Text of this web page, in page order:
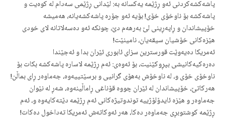
پاشه‌كشه‌كردنی ئه‌و ڕژێمه‌ یه‌كسانه‌ به‌: لێدانی ڕژێمی سه‌دام له‌ كوه‌یت و
پاشه‌كشه‌ بۆ ناوخۆی خۆی! بۆیه‌ ئه‌و جۆره‌ پاشه‌كشه‌یانه‌، هه‌میشه‌
خۆپیشاندان و ڕاپه‌ڕینی لێ به‌رهه‌م دێ، چونكه‌ ئه‌و ده‌سه‌لاتانه‌ لای خودی
هێزه‌كانی خۆشیان سیقه‌یان، نامینێت!
ئه‌مریكا ده‌یه‌وێت قورسترین سزای ئابوری ئێران بدا و ئه‌جێندا
ده‌ره‌كیه‌كانیشی بپڕوكێنیت، بۆ ئه‌وه‌ی: ئه‌م ڕژێمه‌ لاساره‌ پاشه‌كشه‌ بكات بۆ
ناوخۆی خۆی و، له‌ ناوخۆش به‌هۆی گرانیی و برسێتییه‌وه‌، جه‌ماوه‌ر ڕای بماڵن!
هه‌ركاتێ، خۆپیشاندان له‌ ئێران چووه‌ قۆناغی ڕاماڵینه‌وه‌، شه‌ڕ له‌ نێوان
جه‌ماوه‌ر و هێزه‌ ئایدۆلۆژییه‌ توندوتیژه‌كانی ئه‌م ڕژێمه‌ دێته‌كایه‌وه‌‌ و، ئه‌م
ڕژێمه‌ كوشتوبڕی جه‌ماوه‌ر ده‌كا، هه‌ر ئه‌وكاته‌ش‌ ئه‌مریكا ته‌داخول ده‌كات!